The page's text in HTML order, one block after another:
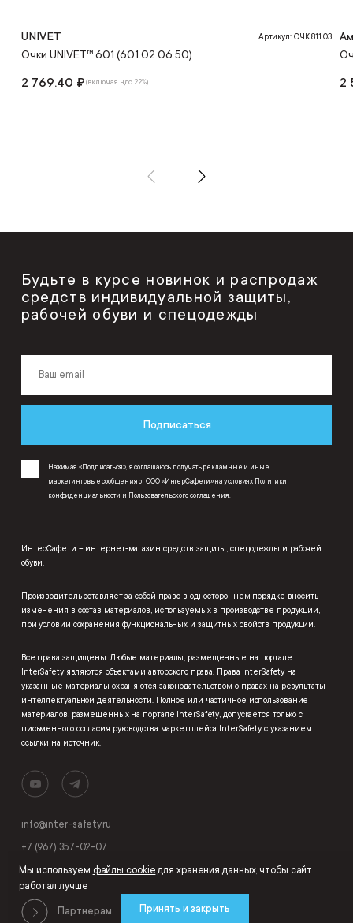
UNIVET Артикул: ОЧК 811.03
Очки UNIVET™ 601 (601.02.06.50)
2 769.40 ₽(включая ндс 22%) 2
Будьте в курсе новинок и распродаж
средств индивидуальной защиты,
рабочей обуви и спецодежды
Подписаться
Нажимая «Подписаться», я соглашаюсь получать рекламные и иные
маркетинговые сообщения от ООО «ИнтерСафети» на условиях Политики
конфиденциальности и Пользовательского соглашения
ИнтерСафети – интернет-магазин средств защиты, спецодежды и рабочей
обуви.
Производитель оставляет за собой право в одностороннем порядке вносить
изменения в состав материалов, используемых в производстве продукции,
при условии сохранения функциональных и защитных свойств продукции.
Все права защищены. Любые материалы, размещенные на портале
InterSafety являются объектами авторского права. Права InterSafety на
указанные материалы охраняются законодательством о правах на результаты
интеллектуальной деятельности. Полное или частичное использование
материалов, размещенных на портале InterSafety, допускается только с
письменного согласия руководства маркетплейса InterSafety с указанием
ссылки на источник.
info@inter-safety.ru
+7 (967) 357-02-07
Партнерам
Мы используем файлы cookieдля хранения данных, чтобы сайт
работал лучше
Принять и закрыть